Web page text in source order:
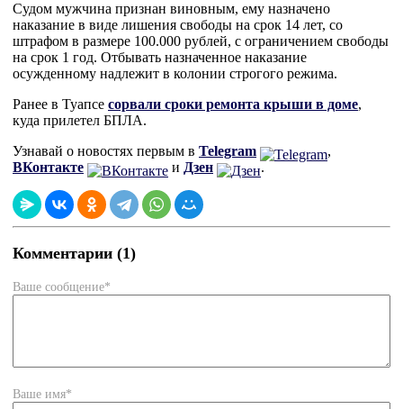
Судом мужчина признан виновным, ему назначено
наказание в виде лишения свободы на срок 14 лет, со
штрафом в размере 100.000 рублей, с ограничением свободы
на срок 1 год. Отбывать назначенное наказание
осужденному надлежит в колонии строгого режима.
Ранее в Туапсе сорвали сроки ремонта крыши в доме,
куда прилетел БПЛА.
Узнавай о новостях первым в Telegram
,
ВКонтакте
и Дзен .
Комментарии (1)
Ваше сообщение*
Ваше имя*